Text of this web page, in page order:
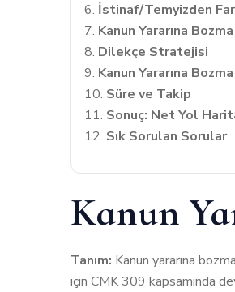
İstinaf/Temyizden
Kanun Yararına
Dilekçe Stratejisi
Kanun Yararına
Süre ve Takip
Sonuç: Net Yol
Sık Sorulan Sorular
Kanun
Tanım: Kanun yararına
için CMK 309 kapsamında